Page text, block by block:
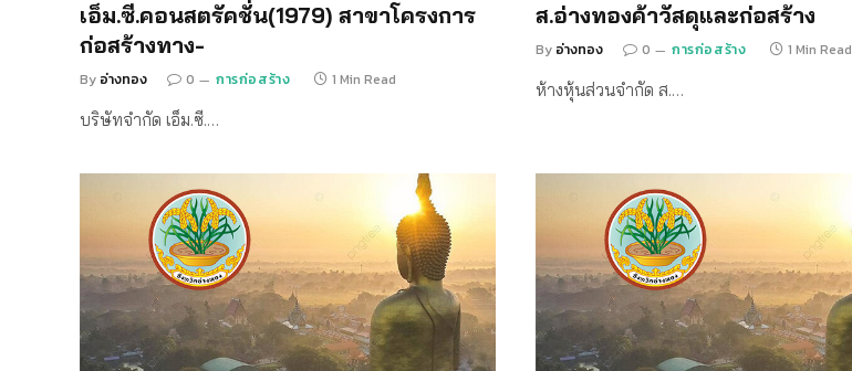
เอ็ม.ซี.คอนสตรัคชั่น(1979) สาขาโครงการ
ก่อสร้างทาง-
By อ่างทอง 0 การก่อสร้าง 1 Min Read
บริษัทจำกัด เอ็ม.ซี.…
ส.อ่างทองค้าวัสดุและก่อสร้าง
By อ่างทอง 0 การก่อสร้าง 1 Min Read
ห้างหุ้นส่วนจำกัด ส.…